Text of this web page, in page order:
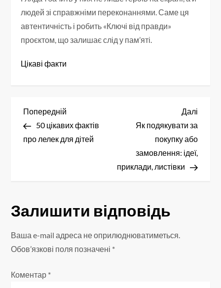
людей зі справжніми переконаннями. Саме ця
автентичність і робить «Ключі від правди»
проєктом, що залишає слід у пам’яті.
Цікаві факти
Н
а
а
ц
Попередній
запис
Попередній
50 цікавих фактів
про лелек для дітей
запис
Далі
Як подякувати за
покупку або
замовлення: ідеї,
приклади, листівки
Залишити відповідь
Ваша e-mail адреса не оприлюднюватиметься.
Обов’язкові поля позначені *
Коментар *